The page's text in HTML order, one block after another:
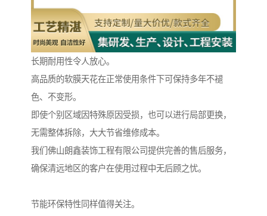
长期耐用性令人放心。
高品质的软膜天花在正常使用条件下可保持多年不褪
色、不变形。
即使个别区域因特殊原因受损，也可以进行局部更换，
无需整体拆除，大大节省维修成本。
我们佛山朗鑫装饰工程有限公司提供完善的售后服务，
确保清远地区的客户在使用过程中无后顾之忧。
节能环保特性同样值得关注。